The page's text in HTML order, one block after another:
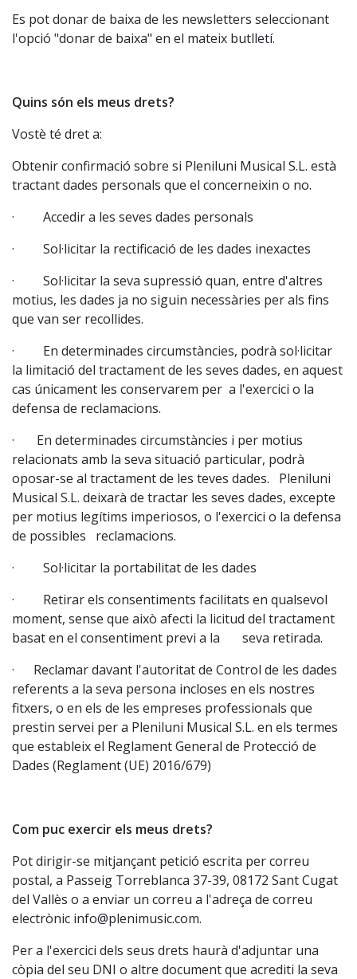
Es pot donar de baixa de les newsletters seleccionant
l'opció "donar de baixa" en el mateix butlletí.
Quins són els meus drets?
Vostè té dret a:
Obtenir confirmació sobre si Pleniluni Musical S.L. està
tractant dades personals que el concerneixin o no.
· Accedir a les seves dades personals
· Sol·licitar la rectificació de les dades inexactes
· Sol·licitar la seva supressió quan, entre d'altres
motius, les dades ja no siguin necessàries per als fins
que van ser recollides.
· En determinades circumstàncies, podrà sol·licitar
la limitació del tractament de les seves dades, en aquest
cas únicament les conservarem per a l'exercici o la
defensa de reclamacions.
· En determinades circumstàncies i per motius
relacionats amb la seva situació particular, podrà
oposar-se al tractament de les teves dades. Pleniluni
Musical S.L. deixarà de tractar les seves dades, excepte
per motius legítims imperiosos, o l'exercici o la defensa
de possibles reclamacions.
· Sol·licitar la portabilitat de les dades
· Retirar els consentiments facilitats en qualsevol
moment, sense que això afecti la licitud del tractament
basat en el consentiment previ a la seva retirada.
· Reclamar davant l'autoritat de Control de les dades
referents a la seva persona incloses en els nostres
fitxers, o en els de les empreses professionals que
prestin servei per a Pleniluni Musical S.L. en els termes
que estableix el Reglament General de Protecció de
Dades (Reglament (UE) 2016/679)
Com puc exercir els meus drets?
Pot dirigir-se mitjançant petició escrita per correu
postal, a Passeig Torreblanca 37-39, 08172 Sant Cugat
del Vallès o a enviar un correu a l'adreça de correu
electrònic info@plenimusic.com.
Per a l'exercici dels seus drets haurà d'adjuntar una
còpia del seu DNI o altre document que acrediti la seva